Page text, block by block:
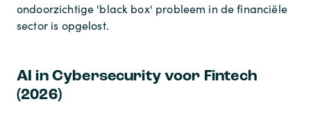
ondoorzichtige 'black box' probleem in de financiële
sector is opgelost.
AI in Cybersecurity voor Fintech
(2026)